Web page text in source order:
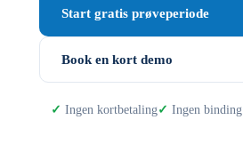
Start gratis prøveperiode
Book en kort demo
Ingen kortbetaling Ingen binding